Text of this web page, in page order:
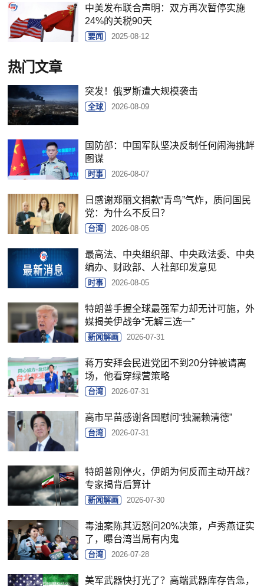
中美发布联合声明：双方再次暂停实施
24%的关税90天
要闻 2025-08-12
热门文章
突发！俄罗斯遭大规模袭击
全球 2026-08-09
国防部：中国军队坚决反制任何闹海挑衅
图谋
时事 2026-08-07
日感谢郑丽文捐款“青鸟”气炸，质问国民
党：为什么不反日？
台湾 2026-08-05
最高法、中央组织部、中央政法委、中央
编办、财政部、人社部印发意见
时事 2026-08-05
特朗普手握全球最强军力却无计可施，外
媒揭美伊战争“无解三选一”
新闻解画 2026-07-31
蒋万安拜会民进党团不到20分钟被请离
场，他看穿绿营策略
台湾 2026-07-31
高市早苗感谢各国慰问“独漏赖清德”
台湾 2026-07-31
特朗普刚停火，伊朗为何反而主动开战？
专家揭背后算计
新闻解画 2026-07-30
毒油案陈其迈怒问20%决策，卢秀燕证实
了，曝台湾当局有内鬼
台湾 2026-07-28
美军武器快打光了？高端武器库存告急，